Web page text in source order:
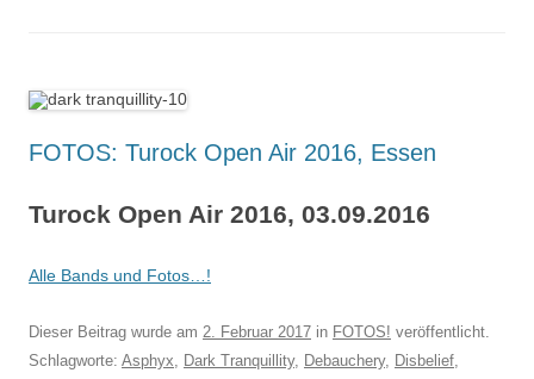
FOTOS: Turock Open Air 2016, Essen
Turock Open Air 2016, 03.09.2016
Alle Bands und Fotos…!
Dieser Beitrag wurde am 2. Februar 2017 in FOTOS! veröffentlicht.
Schlagworte: Asphyx, Dark Tranquillity, Debauchery, Disbelief,